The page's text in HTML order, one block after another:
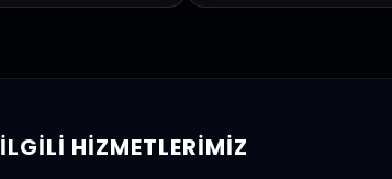
İLGILI HIZMETLERIMIZ